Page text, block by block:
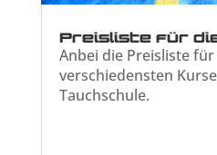
Preisliste für
Anbei die Preisliste
verschiedensten
Tauchschule.